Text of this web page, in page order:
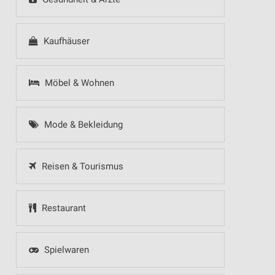
Kaufhäuser
Möbel & Wohnen
Mode & Bekleidung
Reisen & Tourismus
Restaurant
Spielwaren